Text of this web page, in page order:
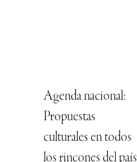
Agenda nacional:
Propuestas
culturales en todos
los rincones del país